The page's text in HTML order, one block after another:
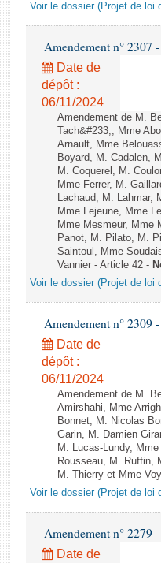
Voir le dossier (Projet de loi
Amendement n° 2307
Date de
dépôt :
06/11/2024
Amendement de M.
Tach&#233;, Mme
Arnault, Mme
Boyard, M. Cadalen,
M. Coquerel, M.
Mme Ferrer, M.
Lachaud, M. Lahmar,
Mme Lejeune, Mme
Mme Mesmeur, Mme
Panot, M. Pilato, M.
Saintoul, Mme
Vannier - Article 42 -
Voir le dossier (Projet de loi
Amendement n° 2309
Date de
dépôt :
06/11/2024
Amendement de M.
Amirshahi, Mme
Bonnet, M. Nicolas
Garin, M. Damien
M. Lucas-Lundy,
Rousseau, M. Ruffin,
M. Thierry et Mme
Voir le dossier (Projet de loi
Amendement n° 2279
Date de